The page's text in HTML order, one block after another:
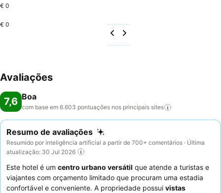
€ 0
€ 0
Avaliações
7,6 Boa
com base em 6.603 pontuações nos principais sites
Resumo de avaliações
Resumido por inteligência artificial a partir de 700+ comentários · Última
atualização: 30 Jul 2026
Este hotel é um centro urbano versátil que atende a turistas e
viajantes com orçamento limitado que procuram uma estadia
confortável e conveniente. A propriedade possui vistas